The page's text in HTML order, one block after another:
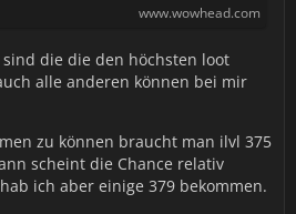
www.wowhead.com
die die den höchsten loot
alle anderen können bei mir
zu können braucht man ilvl 375
scheint die Chance relativ
ich aber einige 379 bekommen.